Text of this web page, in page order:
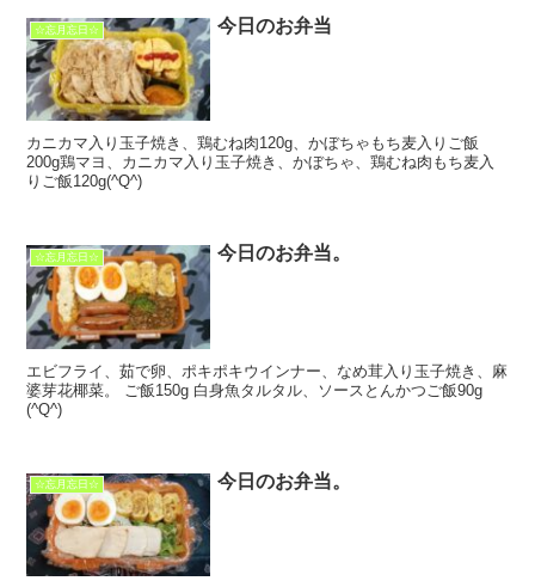
☆忘月忘日☆ 今日のお弁当
カニカマ入り玉子焼き、鶏むね肉120g、かぼちゃもち麦入りご飯
200g鶏マヨ、カニカマ入り玉子焼き、かぼちゃ、鶏むね肉もち麦入
りご飯120g(^Q^)
☆忘月忘日☆ 今日のお弁当。
エビフライ、茹で卵、ポキポキウインナー、なめ茸入り玉子焼き、麻
婆芽花椰菜。 ご飯150g 白身魚タルタル、ソースとんかつご飯90g
(^Q^)
☆忘月忘日☆ 今日のお弁当。